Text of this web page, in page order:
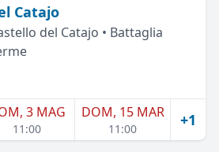
Catajo
del Catajo • Battaglia
3 MAG
11:00
DOM, 15 MAR
11:00 +1